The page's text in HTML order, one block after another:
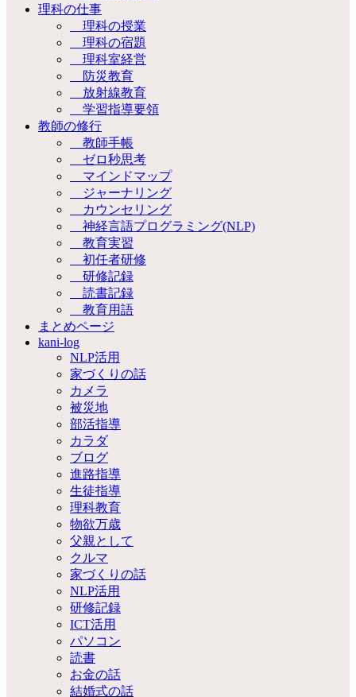
理科の仕事
理科の授業
理科の宿題
理科室経営
防災教育
放射線教育
学習指導要領
教師の修行
教師手帳
ゼロ秒思考
マインドマップ
ジャーナリング
カウンセリング
神経言語プログラミング(NLP)
教育実習
初任者研修
研修記録
読書記録
教育用語
まとめページ
kani-log
NLP活用
家づくりの話
カメラ
被災地
部活指導
カラダ
ブログ
進路指導
生徒指導
理科教育
物欲万歳
父親として
クルマ
家づくりの話
NLP活用
研修記録
ICT活用
パソコン
読書
お金の話
結婚式の話